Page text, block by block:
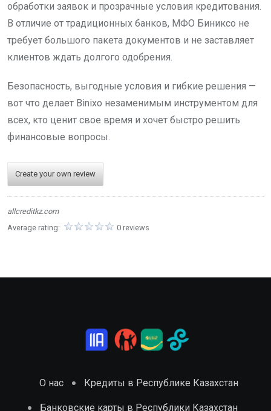
обработки заявок и прозрачные условия кредитования.
В отличие от традиционных банков, МФО Биниксо не
требует большого пакета документов и не заставляет
клиентов ждать долгого одобрения.
Безопасность, выгодные условия и гибкие решения —
вот что делает Binixo незаменимым инструментом для
всех, кто ценит свое время и хочет быстро решить
финансовые вопросы.
Create your own review
allcreditkz.com
Average rating:
0 reviews
О нас Кредиты в Республике Казахстан
Банковские карты в Республики Казахстан